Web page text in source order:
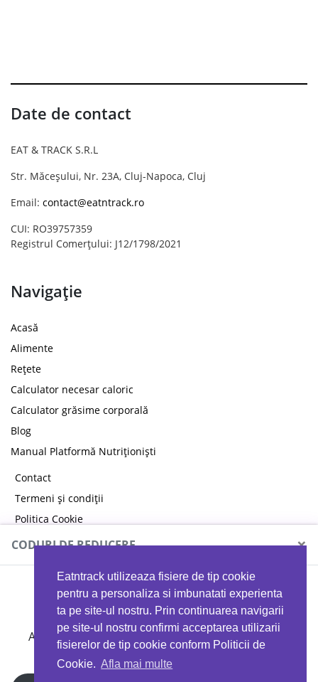
Eatntrack utilizeaza fisiere de tip cookie
pentru a personaliza si imbunatati experienta
ta pe site-ul nostru. Prin continuarea navigarii
pe site-ul nostru confirmi acceptarea utilizarii
fisierelor de tip cookie conform Politicii de
Cookie. Afla mai multe
Date de contact
EAT & TRACK S.R.L
Str. Măceșului, Nr. 23A, Cluj-Napoca, Cluj
Email: contact@eatntrack.ro
CUI: RO39757359
Registrul Comerțului: J12/1798/2021
Navigație
Acasă
Alimente
Rețete
Calculator necesar caloric
Calculator grăsime corporală
Blog
Manual Platformă Nutriționiști
Contact
Termeni și condiții
Politica Cookie
Politica de confidențialitate
CODURI DE REDUCERE ×
MYPROTEIN
Ai 40%reducere la orice comandă folosind codul
EATTRACK